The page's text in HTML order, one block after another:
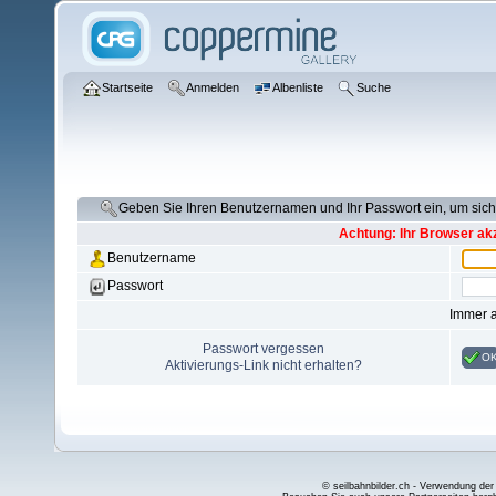
Startseite Anmelden Albenliste Suche
Geben Sie Ihren Benutzernamen und Ihr Passwort ein, um
Achtung: Ihr Browser
Benutzername
Passwort
Immer
Passwort vergessen
Aktivierungs-Link nicht erhalten?
© seilbahnbilder.ch - Verwendung